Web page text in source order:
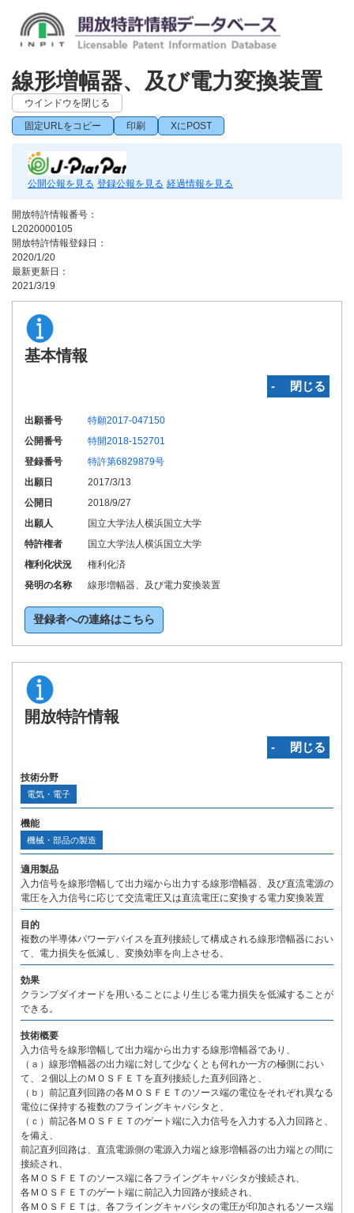
線形増幅器、及び電力変換装置
ウインドウを閉じる
固定URLをコピー 印刷 XにPOST
公開公報を見る 登録公報を見る 経過情報を見る
開放特許情報番号：
L2020000105
開放特許情報登録日：
2020/1/20
最新更新日：
2021/3/19
基本情報
‐ 閉じる
出願番号
特願2017-047150
公開番号
特開2018-152701
登録番号
特許第6829879号
出願日
2017/3/13
公開日
2018/9/27
出願人
国立大学法人横浜国立大学
特許権者
国立大学法人横浜国立大学
権利化状況
権利化済
発明の名称
線形増幅器、及び電力変換装置
登録者への連絡はこちら
開放特許情報
‐ 閉じる
技術分野
電気・電子
機能
機械・部品の製造
適用製品
入力信号を線形増幅して出力端から出力する線形増幅器、及び直流電源の
電圧を入力信号に応じて交流電圧又は直流電圧に変換する電力変換装置
目的
複数の半導体パワーデバイスを直列接続して構成される線形増幅器におい
て、電力損失を低減し、変換効率を向上させる。
効果
クランプダイオードを用いることにより生じる電力損失を低減することが
できる。
技術概要
入力信号を線形増幅して出力端から出力する線形増幅器であり、
（ａ）線形増幅器の出力端に対して少なくとも何れか一方の極側におい
て、２個以上のＭＯＳＦＥＴを直列接続した直列回路と、
（ｂ）前記直列回路の各ＭＯＳＦＥＴのソース端の電位をそれぞれ異なる
電位に保持する複数のフライングキャパシタと、
（ｃ）前記各ＭＯＳＦＥＴのゲート端に入力信号を入力する入力回路と、
を備え、
前記直列回路は、直流電源側の電源入力端と線形増幅器の出力端との間に
接続され、
各ＭＯＳＦＥＴのソース端に各フライングキャパシタが接続され、
各ＭＯＳＦＥＴのゲート端に前記入力回路が接続され、
各ＭＯＳＦＥＴは、各フライングキャパシタの電圧が印加されるソース端